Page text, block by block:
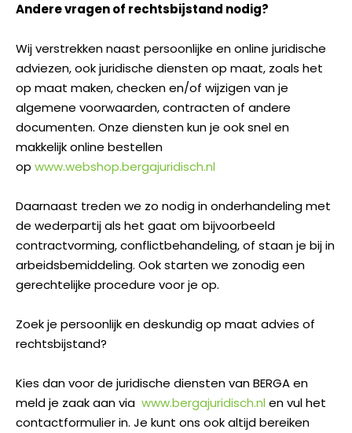
Andere vragen of rechtsbijstand nodig?
Wij verstrekken naast persoonlijke en online juridische
adviezen, ook juridische diensten op maat, zoals het
op maat maken, checken en/of wijzigen van je
algemene voorwaarden, contracten of andere
documenten. Onze diensten kun je ook snel en
makkelijk online bestellen
op www.webshop.bergajuridisch.nl
Daarnaast treden we zo nodig in onderhandeling met
de wederpartij als het gaat om bijvoorbeeld
contractvorming, conflictbehandeling, of staan je bij in
arbeidsbemiddeling. Ook starten we zonodig een
gerechtelijke procedure voor je op.
Zoek je persoonlijk en deskundig op maat advies of
rechtsbijstand?
Kies dan voor de juridische diensten van BERGA en
meld je zaak aan via www.bergajuridisch.nl en vul het
contactformulier in. Je kunt ons ook altijd bereiken